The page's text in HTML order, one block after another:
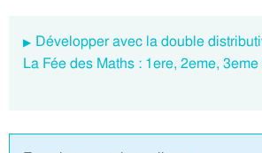
Développer avec la double
La Fée des Maths : 1ere, 2eme,